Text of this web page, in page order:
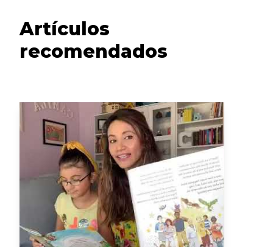
Artículos
recomendados